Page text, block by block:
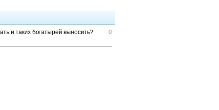
0
и таких богатырей выносить?